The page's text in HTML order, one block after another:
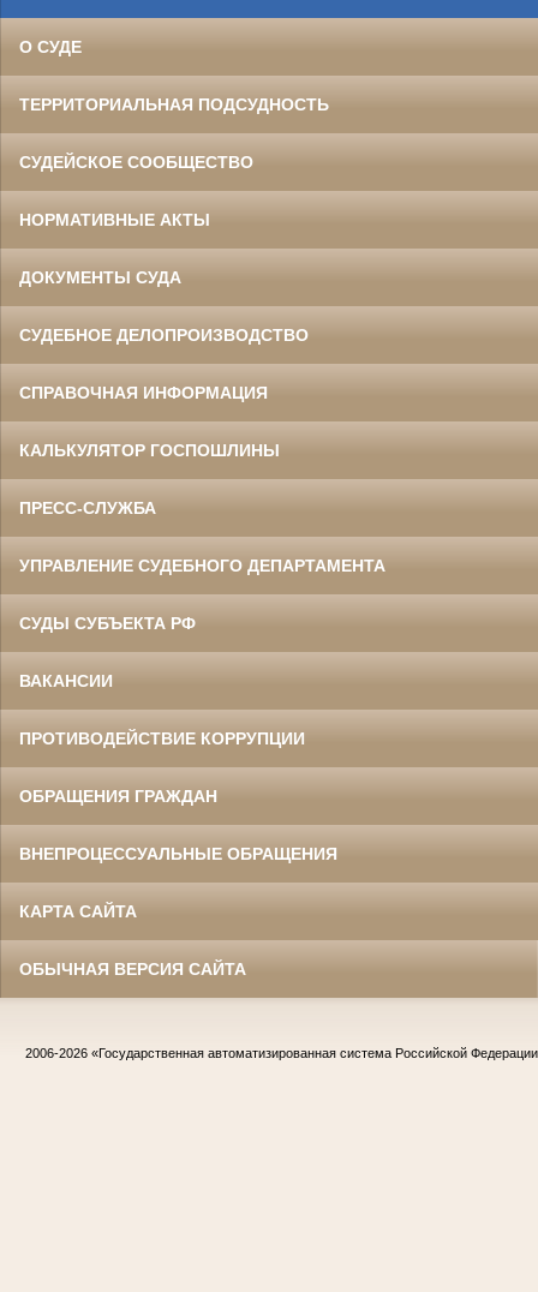
О СУДЕ
ТЕРРИТОРИАЛЬНАЯ ПОДСУДНОСТЬ
СУДЕЙСКОЕ СООБЩЕСТВО
НОРМАТИВНЫЕ АКТЫ
ДОКУМЕНТЫ СУДА
СУДЕБНОЕ ДЕЛОПРОИЗВОДСТВО
СПРАВОЧНАЯ ИНФОРМАЦИЯ
КАЛЬКУЛЯТОР ГОСПОШЛИНЫ
ПРЕСС-СЛУЖБА
УПРАВЛЕНИЕ СУДЕБНОГО ДЕПАРТАМЕНТА
СУДЫ СУБЪЕКТА РФ
ВАКАНСИИ
ПРОТИВОДЕЙСТВИЕ КОРРУПЦИИ
ОБРАЩЕНИЯ ГРАЖДАН
ВНЕПРОЦЕССУАЛЬНЫЕ ОБРАЩЕНИЯ
КАРТА САЙТА
ОБЫЧНАЯ ВЕРСИЯ САЙТА
2006-2026 «Государственная автоматизированная система Российской